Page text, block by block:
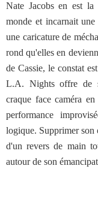
Nate Jacobs en est
monde et incarnait une
une caricature de
rond qu'elles en
de Cassie, le constat
L.A. Nights offre de
craque face caméra
performance
logique. Supprimer son
d'un revers de main
autour de son